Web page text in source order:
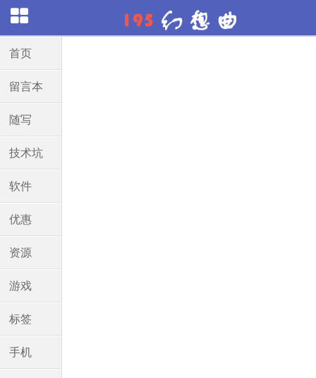
首页
留言本
随写
技术坑
软件
优惠
资源
游戏
标签
手机